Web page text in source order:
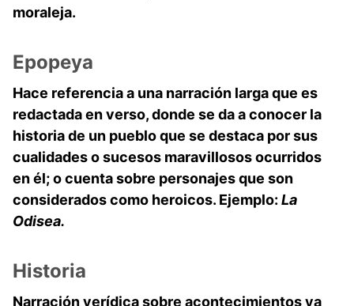
moraleja.
Epopeya
Hace referencia a una narración larga que es
redactada en verso, donde se da a conocer la
historia de un pueblo que se destaca por sus
cualidades o sucesos maravillosos ocurridos
en él; o cuenta sobre personajes que son
considerados como heroicos. Ejemplo: La
Odisea.
Historia
Narración verídica sobre acontecimientos ya